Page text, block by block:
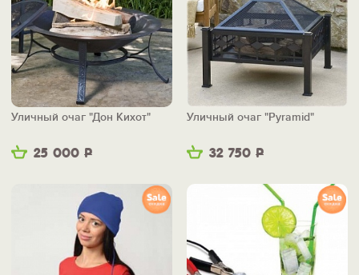
25 000 Р
Уличный очаг "Дон Кихот"
32 750 Р
Уличный очаг "Pyramid"